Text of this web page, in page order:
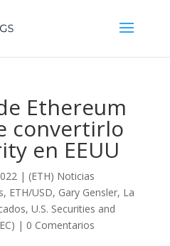
Ethereum
convertirlo
en EEUU
| (ETH) Noticias
, ETH/USD, Gary Gensler, La
, U.S. Securities and
| 0 Comentarios